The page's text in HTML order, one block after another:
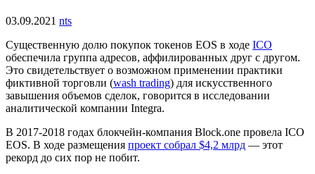
03.09.2021 nts
Существенную долю покупок токенов EOS в ходе ICO
обеспечила группа адресов, аффилированных друг с другом.
Это свидетельствует о возможном применении практики
фиктивной торговли (wash trading) для искусственного
завышения объемов сделок, говорится в исследовании
аналитической компании Integra.
В 2017-2018 годах блокчейн-компания Block.one провела ICO
EOS. В ходе размещения проект собрал $4,2 млрд — этот
рекорд до сих пор не побит.